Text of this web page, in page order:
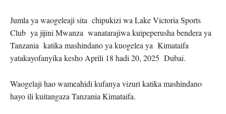
Jumla ya waogeleaji sita chipukizi wa Lake Victoria Sports
Club ya jijini Mwanza wanatarajiwa kuipeperusha bendera ya
Tanzania katika mashindano ya kuogelea ya Kimataifa
yatakayofanyika kesho Aprili 18 hadi 20, 2025 Dubai.
Waogelaji hao wameahidi kufanya vizuri katika mashindano
hayo ili kuitangaza Tanzania Kimataifa.